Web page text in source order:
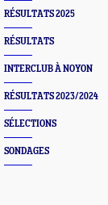
RÉSULTATS 2025
RÉSULTATS
INTERCLUB À NOYON
RÉSULTATS 2023/2024
SÉLECTIONS
SONDAGES